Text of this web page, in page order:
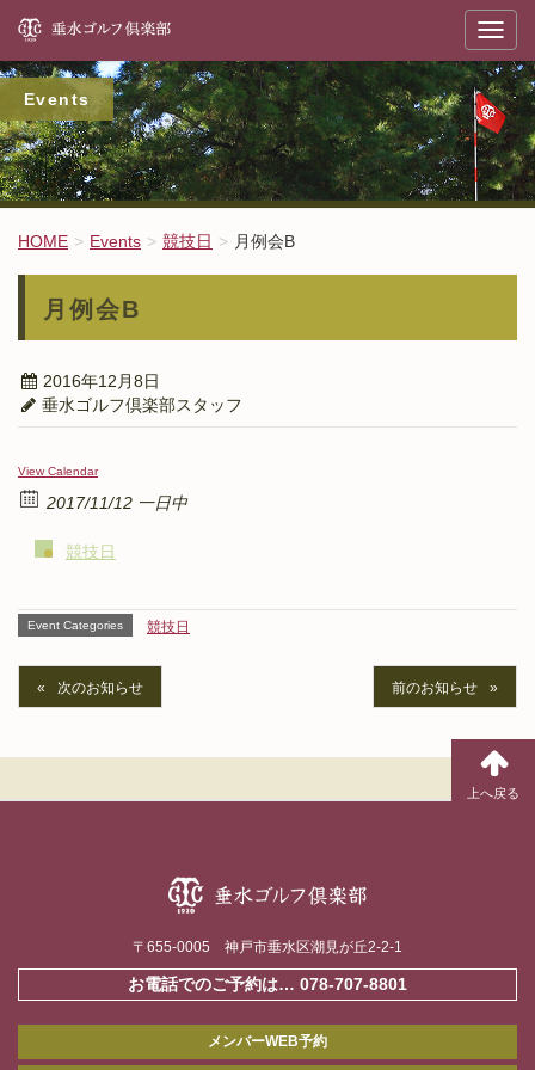
T
g
g
l
e
n
a
v
i
a
n
垂
Events
HOME Events 競技日 月例会B
月例会B
2016年12月8日
垂水ゴルフ倶楽部スタッフ
View Calendar
2017/11/12 一日中
競技日
Event Categories 競技日
次のお知らせ 前のお知らせ
〒655-0005 神戸市垂水区潮見が丘2-2-1
お電話でのご予約は… 078-707-8801
メンバーWEB予約